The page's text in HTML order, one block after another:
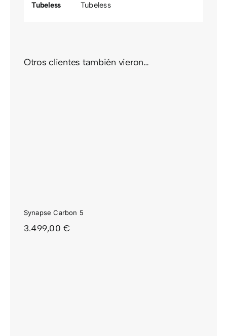
Tubeless
Tubeless
Otros clientes también vieron…
Synapse Carbon 5
3.499,00€